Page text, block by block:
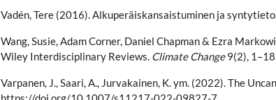
Vadén, Tere (2016). Alkuperäiskansaistuminen ja
Wang, Susie, Adam Corner, Daniel Chapman & Ezra
Wiley Interdisciplinary Reviews. Climate Change9(2),
Varpanen, J., Saari, A., Jurvakainen, K. ym. (2022). The